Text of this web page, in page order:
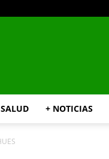
INFO24
SALUD + NOTICIAS